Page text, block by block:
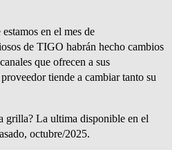
en el mes de
de TIGO habrán hecho cambios
que ofrecen a sus
tiende a cambiar tanto su
grilla? La ultima disponible en el
octubre/2025.